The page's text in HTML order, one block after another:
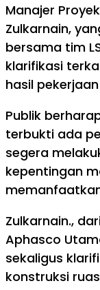
Manajer
Zulkarnain,
bersama tim
klarifikasi
hasil
Publik
terbukti ada
segera
kepentingan
Zulkarnain.,
Aphasco
sekaligus
konstruksi